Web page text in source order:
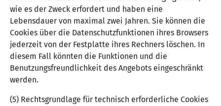
wie es der Zweck erfordert und haben eine
Lebensdauer von maximal zwei Jahren. Sie können die
Cookies über die Datenschutzfunktionen ihres Browsers
jederzeit von der Festplatte ihres Rechners löschen. In
diesem Fall könnten die Funktionen und die
Benutzungsfreundlichkeit des Angebots eingeschränkt
werden.
(5) Rechtsgrundlage für technisch erforderliche Cookies